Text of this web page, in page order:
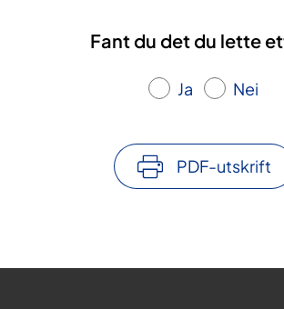
Fant du det du lette
Ja Nei
PDF-utskrift